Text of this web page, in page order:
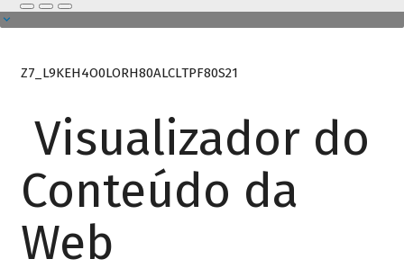
Z7_L9KEH4O0LORH80ALCLTPF80S21
Visualizador do
Conteúdo da
Web